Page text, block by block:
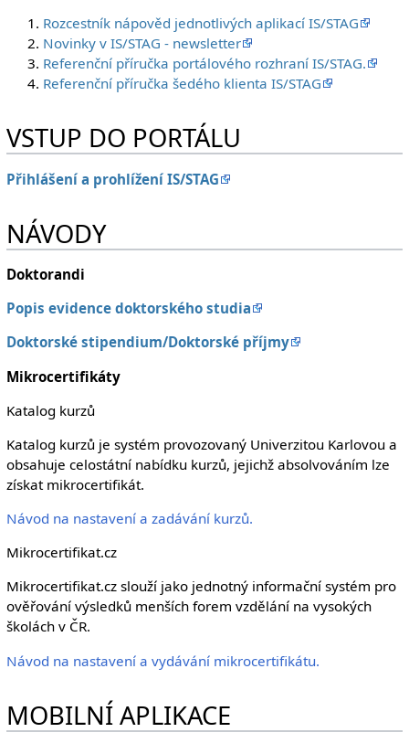
Rozcestník nápověd jednotlivých aplikací IS/STAG
Novinky v IS/STAG - newsletter
Referenční příručka portálového rozhraní IS/STAG.
Referenční příručka šedého klienta IS/STAG
VSTUP DO PORTÁLU
Přihlášení a prohlížení IS/STAG
NÁVODY
Doktorandi
Popis evidence doktorského studia
Doktorské stipendium/Doktorské příjmy
Mikrocertifikáty
Katalog kurzů
Katalog kurzů je systém provozovaný Univerzitou Karlovou a
obsahuje celostátní nabídku kurzů, jejichž absolvováním lze
získat mikrocertifikát.
Návod na nastavení a zadávání kurzů.
Mikrocertifikat.cz
Mikrocertifikat.cz slouží jako jednotný informační systém pro
ověřování výsledků menších forem vzdělání na vysokých
školách v ČR.
Návod na nastavení a vydávání mikrocertifikátu.
MOBILNÍ APLIKACE